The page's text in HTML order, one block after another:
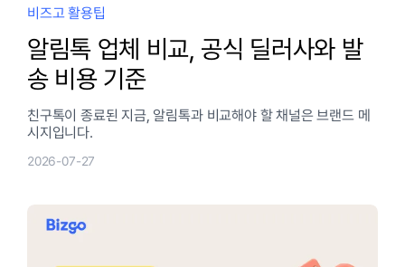
비즈고 활용팁
알림톡 업체 비교, 공식 딜러사와 발
송 비용 기준
친구톡이 종료된 지금, 알림톡과 비교해야 할 채널은 브랜드 메
시지입니다.
2026-07-27